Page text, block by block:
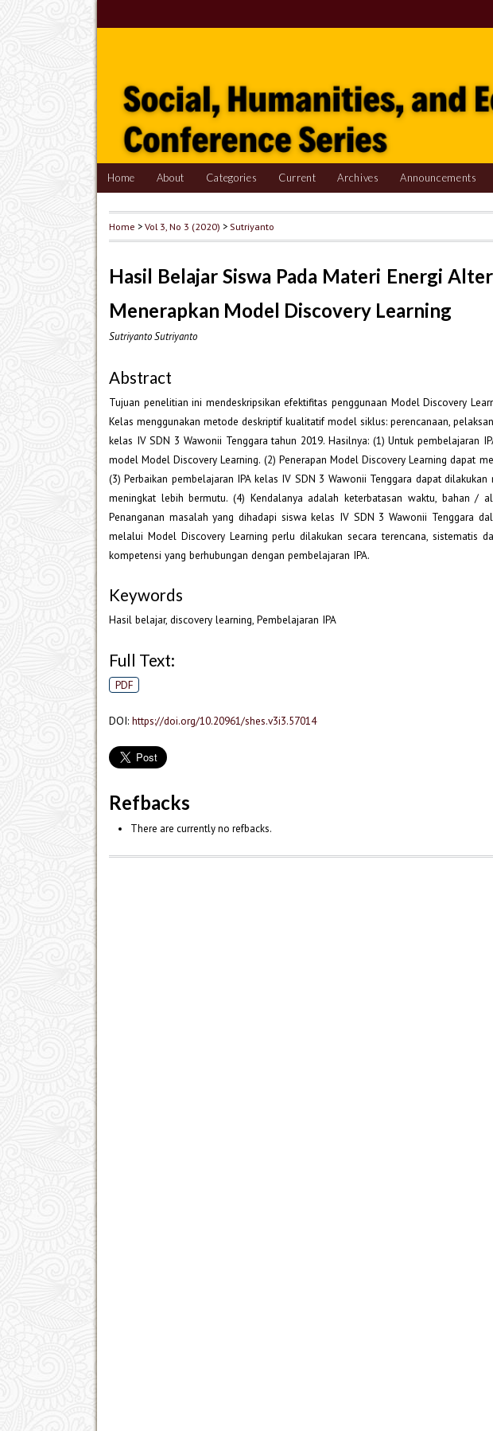
Home About Categories Current Archives Announcements
Home >Vol 3, No 3 (2020) > Sutriyanto
Hasil Belajar Siswa Pada Materi Energi
Menerapkan Model Discovery Learning
Sutriyanto Sutriyanto
Abstract
Tujuan penelitian ini mendeskripsikan efektifitas penggunaan Model Discovery
Kelas menggunakan metode deskriptif kualitatif model siklus: perencanaan,
kelas IV SDN 3 Wawonii Tenggara tahun 2019. Hasilnya: (1) Untuk pembelajaran
model Model Discovery Learning. (2) Penerapan Model Discovery Learning dapat
(3) Perbaikan pembelajaran IPA kelas IV SDN 3 Wawonii Tenggara dapat
meningkat lebih bermutu. (4) Kendalanya adalah keterbatasan waktu, bahan /
Penanganan masalah yang dihadapi siswa kelas IV SDN 3 Wawonii Tenggara
melalui Model Discovery Learning perlu dilakukan secara terencana, sistematis
kompetensi yang berhubungan dengan pembelajaran IPA.
Keywords
Hasil belajar, discovery learning, Pembelajaran IPA
Full Text:
PDF
DOI: https://doi.org/10.20961/shes.v3i3.57014
Refbacks
There are currently no refbacks.